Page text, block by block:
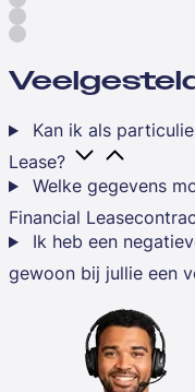
Kan ik als
Lease?
Welke gegevens
Financial
Ik heb een
gewoon bij jullie een